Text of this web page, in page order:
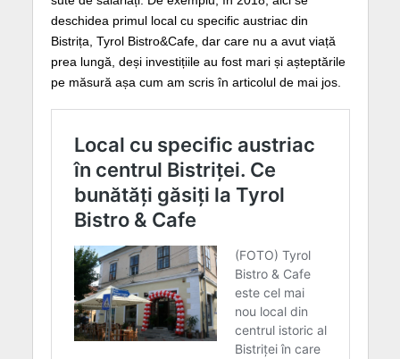
deschidea primul local cu specific austriac din
Bistrița, Tyrol Bistro&Cafe, dar care nu a avut viață
prea lungă, deși investițiile au fost mari și așteptările
pe măsură așa cum am scris în articolul de mai jos.